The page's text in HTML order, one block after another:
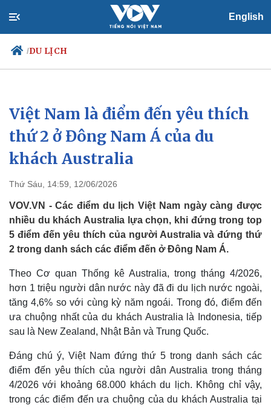
English
/DU LỊCH
Chính trị
Đảng
Tổ chức nhân sự
Quốc hội
Xã hội
Tin 24h
Dự báo thời tiết
Việt Nam là điểm đến yêu thích
thứ 2 ở Đông Nam Á của du
khách Australia
Thứ Sáu, 14:59, 12/06/2026
VOV.VN - Các điểm du lịch Việt Nam ngày càng được
nhiều du khách Australia lựa chọn, khi đứng trong top
5 điểm đến yêu thích của người Australia và đứng thứ
2 trong danh sách các điểm đến ở Đông Nam Á.
Theo Cơ quan Thống kê Australia, trong tháng 4/2026,
hơn 1 triệu người dân nước này đã đi du lịch nước ngoài,
tăng 4,6% so với cùng kỳ năm ngoái. Trong đó, điểm đến
ưa chuộng nhất của du khách Australia là Indonesia, tiếp
sau là New Zealand, Nhật Bản và Trung Quốc.
Đáng chú ý, Việt Nam đứng thứ 5 trong danh sách các
điểm đến yêu thích của người dân Australia trong tháng
4/2026 với khoảng 68.000 khách du lịch. Không chỉ vậy,
trong các điểm đến ưa chuộng của du khách Australia tại